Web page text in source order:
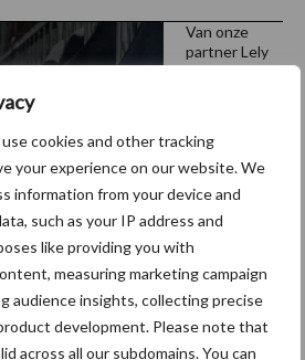
use cookies and other tracking
your experience on our website. We
information from your device and
such as your IP address and
like providing you with
measuring marketing campaign
audience insights, collecting precise
development. Please note that
across all our subdomains. You can
Van onze
partner Lely
draait
naar
volle
tevrede
nheid!”
Faassen in St. Jacobiparochie een Lely
opgestart. Bij zo’n project komt